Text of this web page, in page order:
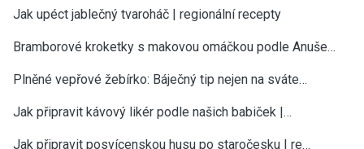
Jak upéct jablečný tvaroháč | regionální recepty
Bramborové kroketky s makovou omáčkou podle Anuše…
Plněné vepřové žebírko: Báječný tip nejen na sváte…
Jak připravit kávový likér podle našich babiček |…
Jak připravit posvícenskou husu po staročesku | re…